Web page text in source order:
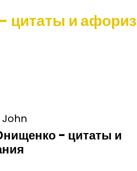
цитаты и
John
- цитаты и